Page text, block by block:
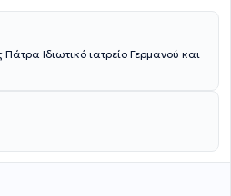
Πάτρα Ιδιωτικό ιατρείο Γερμανού και